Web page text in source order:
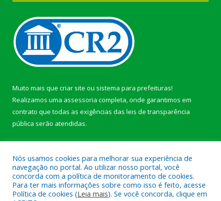
Muito mais que criar site ou sistema para prefeituras!
Realizamos uma assessoria completa, onde garantimos em
contrato que todas as exigências das leis de transparência
pública serão atendidas.
Todos os direitos reservados a Prefeitura Municipal de Afuá.
Nós usamos cookies para melhorar sua experiência de
navegação no portal. Ao utilizar nosso portal, você
concorda com a política de monitoramento de cookies.
Para ter mais informações sobre como isso é feito, acesse
Política de cookies (Leia mais). Se você concorda, clique em